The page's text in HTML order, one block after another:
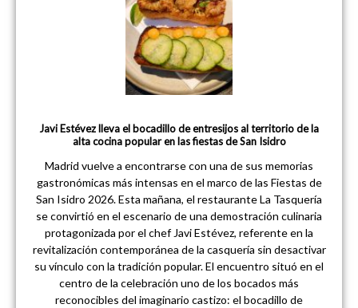
Javi Estévez lleva el bocadillo de entresijos al territorio de la
alta cocina popular en las fiestas de San Isidro
Madrid vuelve a encontrarse con una de sus memorias
gastronómicas más intensas en el marco de las Fiestas de
San Isidro 2026. Esta mañana, el restaurante La Tasquería
se convirtió en el escenario de una demostración culinaria
protagonizada por el chef Javi Estévez, referente en la
revitalización contemporánea de la casquería sin desactivar
su vínculo con la tradición popular. El encuentro situó en el
centro de la celebración uno de los bocados más
reconocibles del imaginario castizo: el bocadillo de